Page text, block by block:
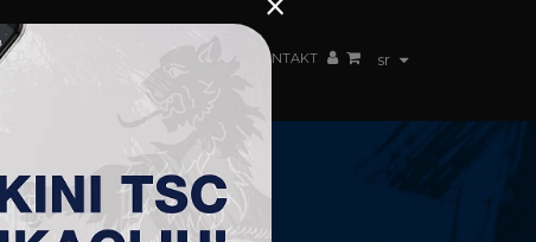
sr
ŽENSKI TIM KONTAKT
KONTAKT